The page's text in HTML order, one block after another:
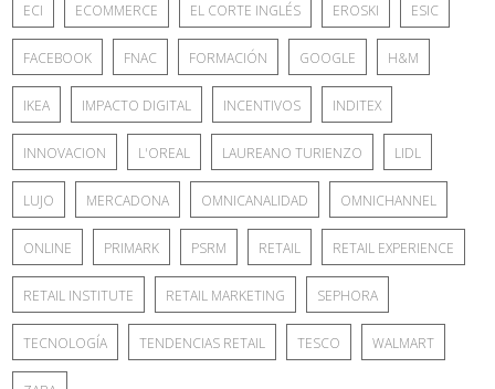
ECI ECOMMERCE EL CORTE INGLÉS EROSKI ESIC
FACEBOOK FNAC FORMACIÓN GOOGLE H&M
IKEA IMPACTO DIGITAL INCENTIVOS INDITEX
INNOVACION L'OREAL LAUREANO TURIENZO LIDL
LUJO MERCADONA OMNICANALIDAD OMNICHANNEL
ONLINE PRIMARK PSRM RETAIL RETAIL EXPERIENCE
RETAIL INSTITUTE RETAIL MARKETING SEPHORA
TECNOLOGÍA TENDENCIAS RETAIL TESCO WALMART